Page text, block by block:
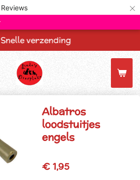
Reviews ×
Snelle verzending
Albatros
loodstuitjes
engels
€ 1,95